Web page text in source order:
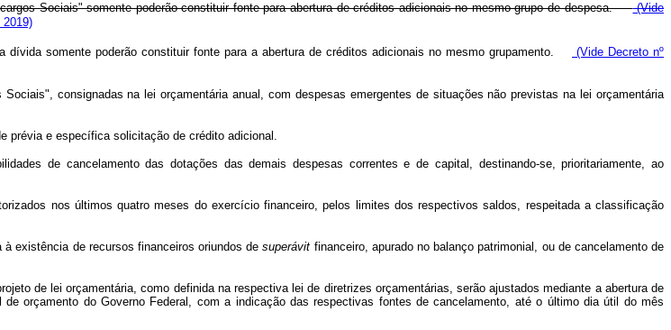
Sociais" somente poderão constituir fonte para abertura de créditos adicionais no mesmo grupo de despesa.(Vide
2019)
somente poderão constituir fonte para a abertura de créditos adicionais no mesmo grupamento.
(Vide Decreto nº
consignadas na lei orçamentária anual, com despesas emergentes de situações não previstas na lei orçamentária
prévia e específica solicitação de crédito adicional.
de cancelamento das dotações das demais despesas correntes e de capital, destinando-se, prioritariamente, ao
nos últimos quatro meses do exercício financeiro, pelos limites dos respectivos saldos, respeitada a classificação
à existência de recursos financeiros oriundos desuperávit financeiro, apurado no balanço patrimonial, ou de cancelamento de
de lei orçamentária, como definida na respectiva lei de diretrizes orçamentárias, serão ajustados mediante a abertura de
orçamento do Governo Federal, com a indicação das respectivas fontes de cancelamento, até o último dia útil do mês